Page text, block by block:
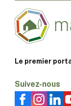
Le premier
Suivez-nous